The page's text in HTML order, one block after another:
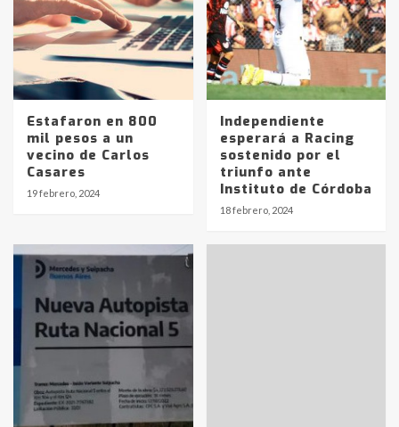
Estafaron en 800
mil pesos a un
vecino de Carlos
Casares
19 febrero, 2024
Independiente
esperará a Racing
sostenido por el
triunfo ante
Instituto de Córdoba
18 febrero, 2024
Identidad de los adolescentes
pampeanos que fueron
en la mañana del lunes
Accidente en Ruta 5: falleció un
joven de Trenque Lauquen
La Pampa, desde YPF hasta Axion
entre 857 a 1338 pesos